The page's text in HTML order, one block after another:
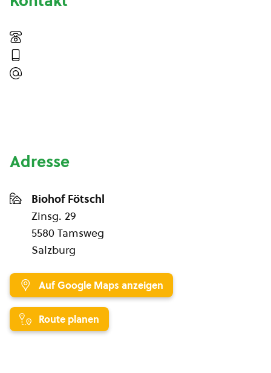
Adresse
Biohof Fötschl
Zinsg. 29
5580 Tamsweg
Salzburg
Auf Google Maps anzeigen
Route planen